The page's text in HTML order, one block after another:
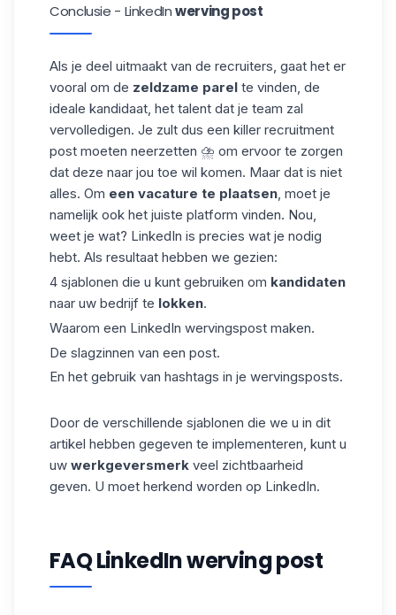
Conclusie - LinkedInwerving post
Als je deel uitmaakt van de recruiters, gaat het er
vooral om de zeldzame parel te vinden, de
ideale kandidaat, het talent dat je team zal
vervolledigen. Je zult dus een killer recruitment
post moeten neerzetten ⛈️ om ervoor te zorgen
dat deze naar jou toe wil komen. Maar dat is niet
alles. Om een vacature te plaatsen, moet je
namelijk ook het juiste platform vinden. Nou,
weet je wat? LinkedIn is precies wat je nodig
hebt. Als resultaat hebben we gezien:
4 sjablonen die u kunt gebruiken om kandidaten
naar uw bedrijf te lokken.
Waarom een LinkedIn wervingspost maken.
De slagzinnen van een post.
En het gebruik van hashtags in je wervingsposts.
Door de verschillende sjablonen die we u in dit
artikel hebben gegeven te implementeren, kunt u
uw werkgeversmerk veel zichtbaarheid
geven. U moet herkend worden op LinkedIn.
FAQ LinkedIn werving post